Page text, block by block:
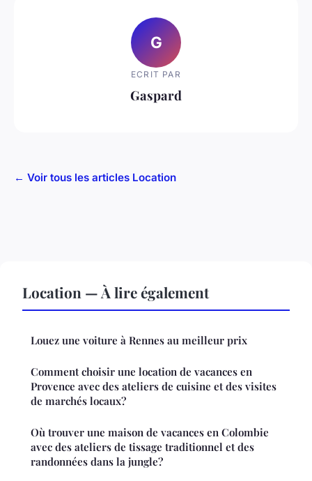
G
ECRIT PAR
Gaspard
← Voir tous les articles Location
Location — À lire également
Louez une voiture à Rennes au meilleur prix
Comment choisir une location de vacances en
Provence avec des ateliers de cuisine et des visites
de marchés locaux?
Où trouver une maison de vacances en Colombie
avec des ateliers de tissage traditionnel et des
randonnées dans la jungle?